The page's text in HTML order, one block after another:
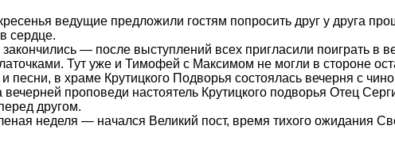
ведущие предложили гостям попросить друг у друга
сердце.
— после выступлений всех пригласили поиграть в
Тут уже и Тимофей с Максимом не могли в стороне
песни, в храме Крутицкого Подворья состоялась вечерня с
проповеди настоятель Крутицкого подворья Отец
другом.
неделя — начался Великий пост, время тихого